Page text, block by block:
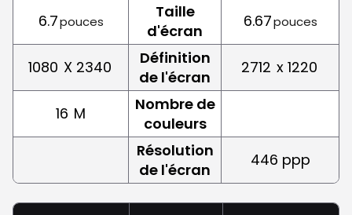
6.7pouces
Taille
d'écran
6.67pouces
1080 X 2340
Définition
de l'écran
2712 x 1220
16 M
Nombre de
couleurs
Résolution
de l'écran
446 ppp